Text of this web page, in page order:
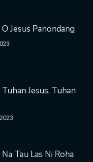
Jesus Panondang
Jesus, Tuhan
Tau Las Ni Roha